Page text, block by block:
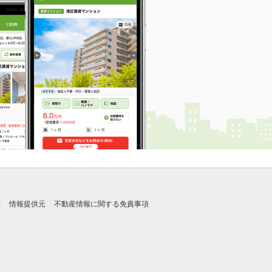
情報提供元 不動産情報に関する免責事項